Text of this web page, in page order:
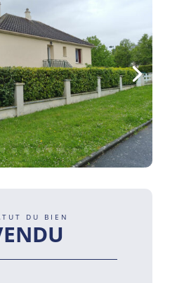
DU BIEN